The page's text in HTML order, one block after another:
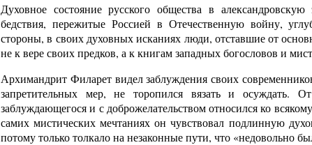
Духовное состояние русского общества в
бедствия, пережитые Россией в Отечественную войну,
стороны, в своих духовных исканиях люди, отставшие от
не к вере своих предков, а к книгам западных богословов и
Архимандрит Филарет видел заблуждения своих
запретительных мер, не торопился вязать и осуждать.
заблуждающегося и с доброжелательством относился ко
самих мистических мечтаниях он чувствовал подлинную
потому только толкало на незаконные пути, что «недовольно